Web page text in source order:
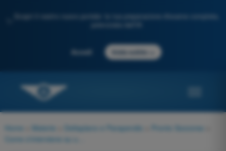
Scopri il nostro nuovo portale: la tua preparazione d'esame completa,
Accedi Inizia subito
Home Materie Deltaplano e Parapendio Pronto Soccorso